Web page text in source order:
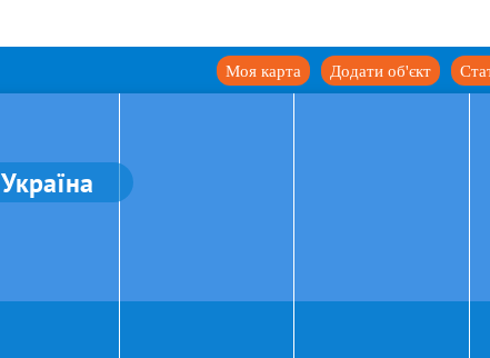
Додати об'єкт
Моя карта
Україна